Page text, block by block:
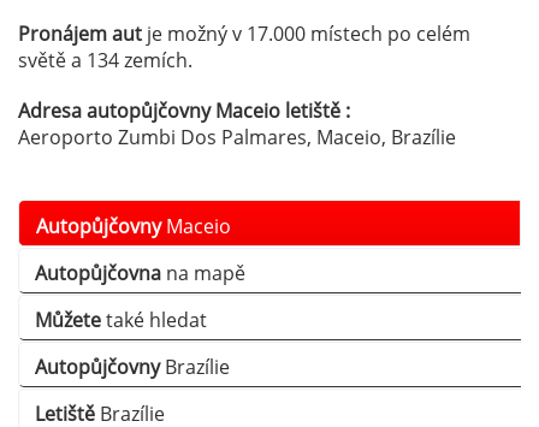
Pronájem aut je možný v 17.000 místech po celém
světě a 134 zemích.
Adresa autopůjčovny Maceio letiště :
Aeroporto Zumbi Dos Palmares, Maceio, Brazílie
AutopůjčovnyMaceio
Autopůjčovna na mapě
Můžetetaké hledat
AutopůjčovnyBrazílie
Letiště Brazílie